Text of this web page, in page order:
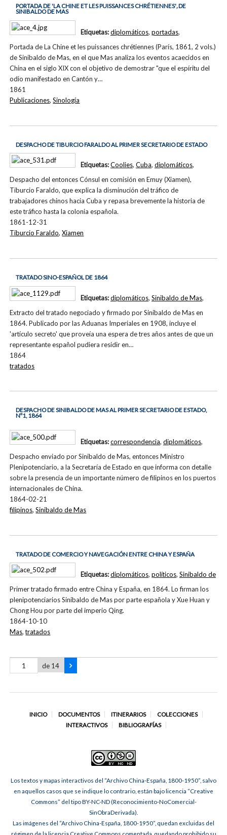
PORTADA DE 'LA CHINE ET LES PUISSANCES CHRÉTIENNES',DE
SINIBALDO DE MAS
Portada de La Chine et les puissances chrétiennes (París, 1861, 2 vols.)
de Sinibaldo de Mas, en el que Mas analiza los eventos acaecidos en
China en el siglo XIX con el objetivo de demostrar "que el espíritu del
odio manifestado en Cantón y…
1861
Etiquetas:diplomáticos, portadas,
Publicaciones,Sinología
DESPACHO DE TIBURCIO FARALDO AL PRIMER SECRETARIO DE ESTADO
Despacho del entonces Cónsul en comisión en Emuy (Xiamen),
Tiburcio Faraldo, que explica la disminución del tráfico de
trabajadores chinos hacia Cuba y repasa brevemente la historia de
este tráfico hasta la colonia española.
1861-12-31
Etiquetas:Coolies, Cuba, diplomáticos,
Tiburcio Faraldo,Xiamen
TRATADO SINO-ESPAÑOL DE 1864
Extracto del tratado negociado y firmado por Sinibaldo de Mas en
1864. Publicado por las Aduanas Imperiales en 1908, incluye el
'artículo secreto' que proveía una espera de tres años antes de que un
representante español pudiera residir en…
1864
Etiquetas:diplomáticos, Sinibaldo de Mas,
tratados
DESPACHO DE SINIBALDO DE MAS AL PRIMER SECRETARIO DE ESTADO,
Nº1, 1864
Despacho enviado por Sinibaldo de Mas, entonces Ministro
Plenipotenciario, a la Secretaría de Estado en que informa con detalle
sobre la presencia de un importante número de filipinos en los puertos
internacionales de China.
1864-02-21
Etiquetas:correspondencia, diplomáticos,
filipinos,Sinibaldo de Mas
TRATADO DE COMERCIO Y NAVEGACIÓN ENTRE CHINA Y ESPAÑA
Primer tratado firmado entre China y España, en 1864. Lo firman los
plenipotenciarios Sinibaldo de Mas por parte española y Xue Huan y
Chong Hou por parte del imperio Qing.
1864-10-10
Etiquetas:diplomáticos, políticos, Sinibaldo de
Mas,tratados
de 14
INICIO DOCUMENTOS ITINERARIOS
COLECCIONES
INTERACTIVOS
BIBLIOGRAFÍAS
Los textos y mapas interactivos del “Archivo China-España, 1800-1950”, salvo
en aquellos casos que se indique lo contrario, están bajo licencia “Creative
Commons” del tipo BY-NC-ND (Reconocimiento-NoComercial-
SinObraDerivada).
Las imágenes del “Archivo China-España, 1800-1950”, quedan excluidas del
régimen de la licencia Creative Commons comentada, quedando prohibido su